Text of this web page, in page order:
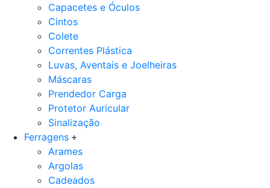
Capacetes e Óculos
Cintos
Colete
Correntes Plástica
Luvas, Aventais e Joelheiras
Máscaras
Prendedor Carga
Protetor Auricular
Sinalização
Ferragens
Arames
Argolas
Cadeados